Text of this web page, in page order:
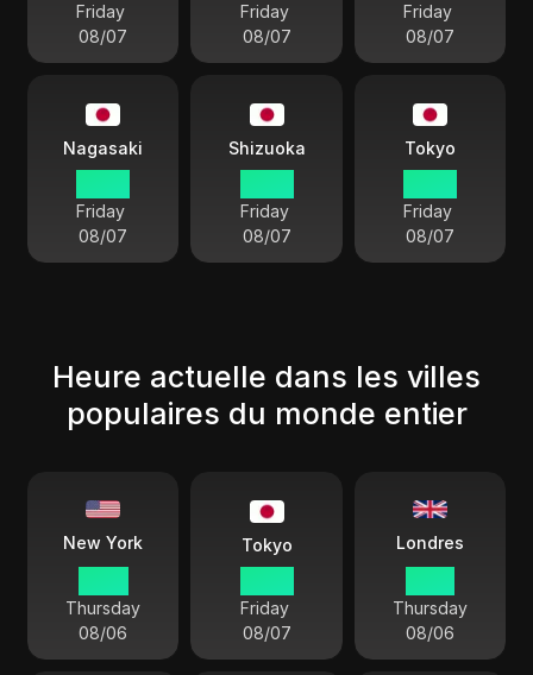
Friday
08/07
Friday
08/07
Friday
08/07
Nagasaki
Friday
08/07
Shizuoka
Friday
08/07
Tokyo
Friday
08/07
Heure actuelle dans les villes
populaires du monde entier
New York
Thursday
08/06
Tokyo
Friday
08/07
Londres
Thursday
08/06